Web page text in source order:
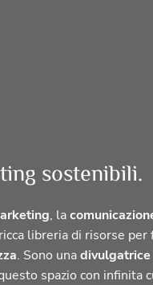
sostenibili.
, la
libreria di risorse
. Sono unadivulgatrice
spazio con infinita